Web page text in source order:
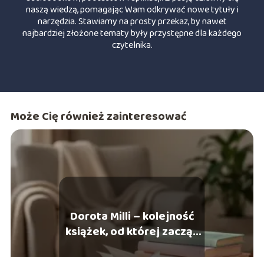
naszą wiedzą, pomagając Wam odkrywać nowe tytuły i
narzędzia. Stawiamy na prosty przekaz, by nawet
najbardziej złożone tematy były przystępne dla każdego
czytelnika.
Może Cię również zainteresować
Dorota Milli – kolejność
książek, od której zacząć
czytać?